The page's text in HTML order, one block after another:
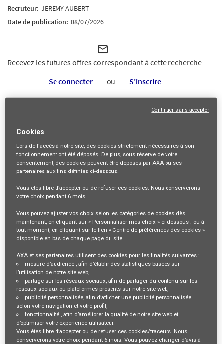
JEREMY AUBERT
08/07/2026
mail_outline
Recevez les futures offres correspondant à cette recherche
Se connecter
ou S'inscrire
Leader français de l’assuranceautoen ligne depuis 1992,
Direct Assurance, entité du Groupe AXA, propose également
des offres d’assurance habitation, moto et
Aujourd'hui, plus de deux millions de clients nous font
confiance
grâce à un tarif adapté et une gestion des
sinistres personnalisée.
Dans un marché assurantiel très compétitif, Direct
Assurance conçoit des solutions adaptées aux besoins de
ses clients en défendant leur pouvoir d’achat.
Nous faisons de l'expérience client une prioritéen mettant à
disposition une gamme de produits simple, claire et
performante.
Cookies
Lors de l'accès à notre site, des cookies strictement nécessaires à son
fonctionnement ont été déposés. De plus, sous réserve de votre
consentement, des cookies peuvent être déposés par AXA ou ses
partenaires aux fins définies ci-dessous.
Vous êtes libre d’accepter ou de refuser ces cookies. Nous conserverons
votre choix pendant 6 mois.
Vous pouvez ajuster vos choix selon les catégories de cookies dès
maintenant, en cliquant sur « Personnaliser mes choix » ci-dessous ; ou à
tout moment, en cliquant sur le lien « Centre de préférences des cookies »
disponible en bas de chaque page du site.
AXA et ses partenaires utilisent des cookies pour les finalités suivantes :
mesure d’audience , afin d’établir des statistiques basées sur
l’utilisation de notre site web,
partage sur les réseaux sociaux, afin de partager du contenu sur les
réseaux sociaux ou plateformes présents sur notre site web,
publicité personnalisée, afin d’afficher une publicité personnalisée
selon votre navigation et votre profil,
fonctionnalité , afin d’améliorer la qualité de notre site web et
d’optimiser votre expérience utilisateur.
Vous êtes libre d’accepter ou de refuser ces cookies/traceurs. Nous
conserverons votre choix pendant 6 mois. Vous pouvez changer d’avis à
Continuer sans accepter